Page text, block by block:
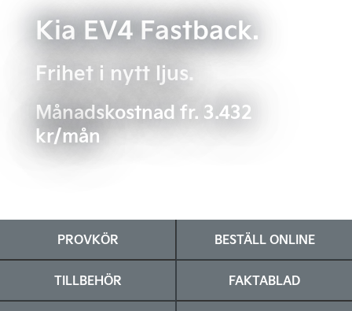
Kia EV4 Fastback.
Frihet i nytt ljus.
Månadskostnad fr. 3.432
kr/mån
PROVKÖR BESTÄLL ONLINE
TILLBEHÖR FAKTABLAD